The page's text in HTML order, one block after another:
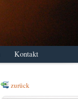
Kontakt
zurück